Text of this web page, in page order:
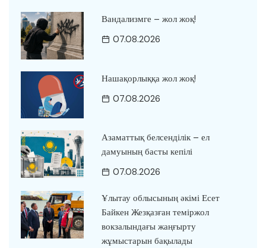
Вандализмге – жол жоқ!
07.08.2026
Нашақорлыққа жол жоқ!
07.08.2026
Азаматтық белсенділік – ел
дамуының басты кепілі
07.08.2026
Ұлытау облысының әкімі Есет
Байкен Жезқазған теміржол
вокзалындағы жаңғырту
жұмыстарын бақылады